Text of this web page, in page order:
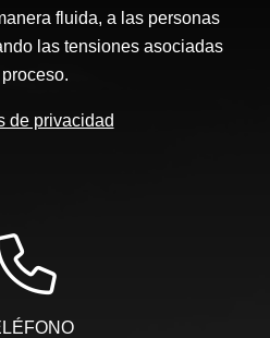
fluida, a las personas
las tensiones asociadas
de privacidad